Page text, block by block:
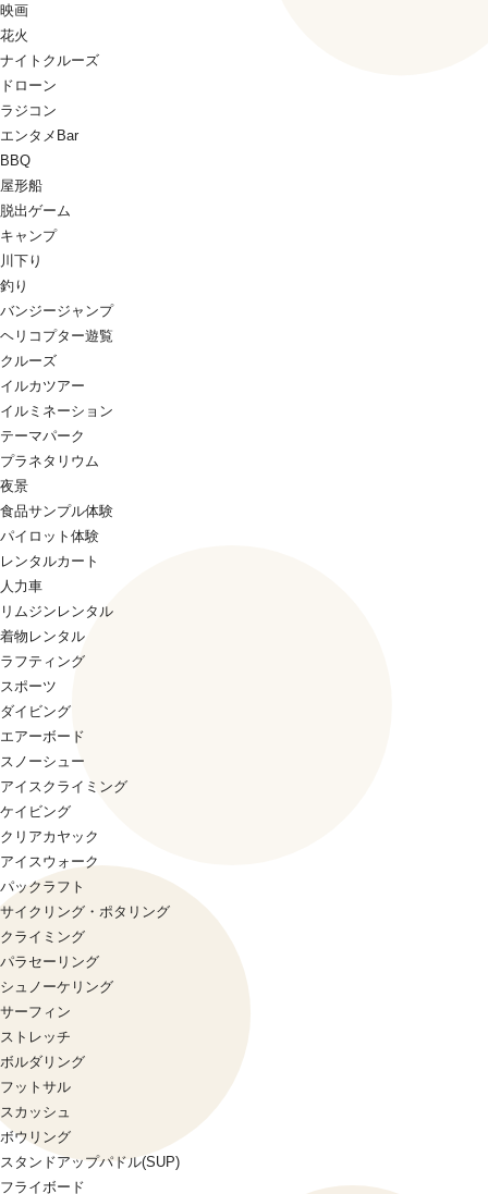
映画
花火
ナイトクルーズ
ドローン
ラジコン
エンタメBar
BBQ
屋形船
脱出ゲーム
キャンプ
川下り
釣り
バンジージャンプ
ヘリコプター遊覧
クルーズ
イルカツアー
イルミネーション
テーマパーク
プラネタリウム
夜景
食品サンプル体験
パイロット体験
レンタルカート
人力車
リムジンレンタル
着物レンタル
ラフティング
スポーツ
ダイビング
エアーボード
スノーシュー
アイスクライミング
ケイビング
クリアカヤック
アイスウォーク
パックラフト
サイクリング・ポタリング
クライミング
パラセーリング
シュノーケリング
サーフィン
ストレッチ
ボルダリング
フットサル
スカッシュ
ボウリング
スタンドアップパドル(SUP)
フライボード